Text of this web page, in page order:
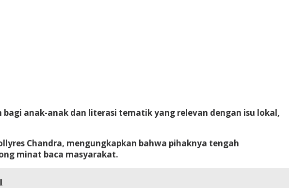
anak-anak dan literasi tematik yang relevan dengan isu lokal,
Chandra, mengungkapkan bahwa pihaknya tengah
minat baca masyarakat.